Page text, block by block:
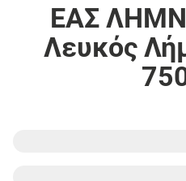
ΕΑΣ
Λευκός